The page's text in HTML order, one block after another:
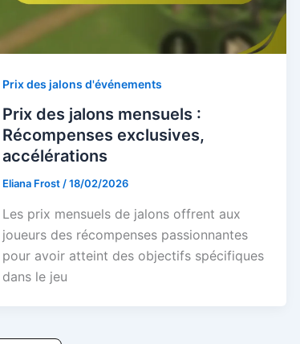
Prix des jalons d'événements
Prix des jalons mensuels :
Récompenses exclusives,
accélérations
Eliana Frost/18/02/2026
Les prix mensuels de jalons offrent aux
joueurs des récompenses passionnantes
pour avoir atteint des objectifs spécifiques
dans le jeu